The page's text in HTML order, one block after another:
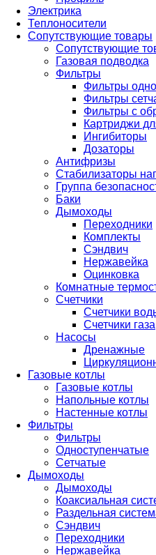
Электрика
Теплоносители
Сопутствующие товары
Сопутствующие
Газовая подводка
Фильтры
Фильтры
Фильтры
Фильтры с
Картриджи
Ингибиторы
Дозаторы
Антифризы
Стабилизаторы
Группа
Баки
Дымоходы
Переходники
Комплекты
Сэндвич
Нержавейка
Оцинковка
Комнатные
Счетчики
Счетчики
Счетчики газа
Насосы
Дренажные
Газовые котлы
Газовые котлы
Напольные котлы
Настенные котлы
Фильтры
Фильтры
Одноступенчатые
Сетчатые
Дымоходы
Дымоходы
Коаксиальная
Раздельная
Сэндвич
Переходники
Нержавейка